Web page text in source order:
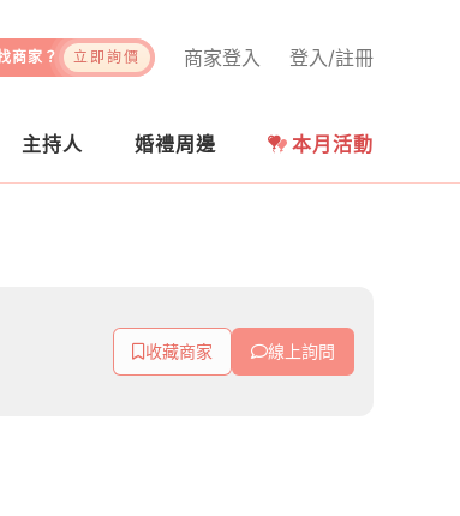
登入/註冊
商家登入
商家？ 立即詢價
主持人 婚禮周邊 本月活動
收藏商家 線上詢問